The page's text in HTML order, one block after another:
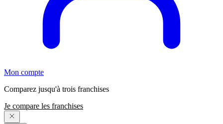
Mon compte
Comparez jusqu'à trois franchises
Je compare les franchises